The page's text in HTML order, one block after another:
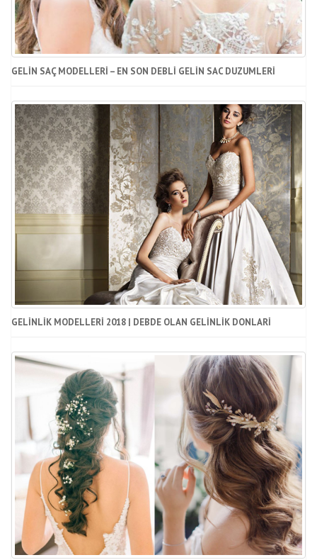
GELIN SAÇ MODELLERI – EN SON DEBLI GELIN SAC DUZUMLERI
GELINLIK MODELLERI 2018 | DEBDE OLAN GELINLIK DONLARI